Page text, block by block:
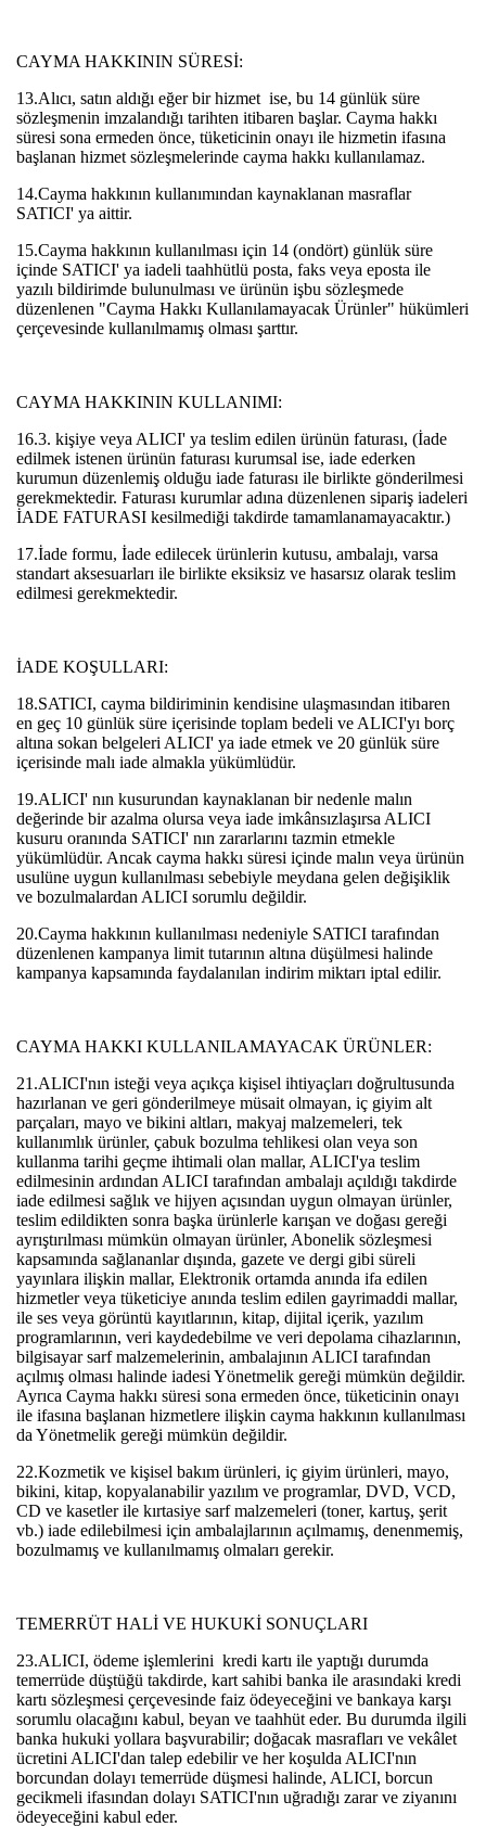
CAYMA HAKKININ SÜRESİ:
13.Alıcı, satın aldığı eğer bir hizmet ise, bu 14 günlük süre
sözleşmenin imzalandığı tarihten itibaren başlar. Cayma hakkı
süresi sona ermeden önce, tüketicinin onayı ile hizmetin ifasına
başlanan hizmet sözleşmelerinde cayma hakkı kullanılamaz.
14.Cayma hakkının kullanımından kaynaklanan masraflar
SATICI' ya aittir.
15.Cayma hakkının kullanılması için 14 (ondört) günlük süre
içinde SATICI' ya iadeli taahhütlü posta, faks veya eposta ile
yazılı bildirimde bulunulması ve ürünün işbu sözleşmede
düzenlenen "Cayma Hakkı Kullanılamayacak Ürünler" hükümleri
çerçevesinde kullanılmamış olması şarttır.
CAYMA HAKKININ KULLANIMI:
16.3. kişiye veya ALICI' ya teslim edilen ürünün faturası, (İade
edilmek istenen ürünün faturası kurumsal ise, iade ederken
kurumun düzenlemiş olduğu iade faturası ile birlikte gönderilmesi
gerekmektedir. Faturası kurumlar adına düzenlenen sipariş iadeleri
İADE FATURASI kesilmediği takdirde tamamlanamayacaktır.)
17.İade formu, İade edilecek ürünlerin kutusu, ambalajı, varsa
standart aksesuarları ile birlikte eksiksiz ve hasarsız olarak teslim
edilmesi gerekmektedir.
İADE KOŞULLARI:
18.SATICI, cayma bildiriminin kendisine ulaşmasından itibaren
en geç 10 günlük süre içerisinde toplam bedeli ve ALICI'yı borç
altına sokan belgeleri ALICI' ya iade etmek ve 20 günlük süre
içerisinde malı iade almakla yükümlüdür.
19.ALICI' nın kusurundan kaynaklanan bir nedenle malın
değerinde bir azalma olursa veya iade imkânsızlaşırsa ALICI
kusuru oranında SATICI' nın zararlarını tazmin etmekle
yükümlüdür. Ancak cayma hakkı süresi içinde malın veya ürünün
usulüne uygun kullanılması sebebiyle meydana gelen değişiklik
ve bozulmalardan ALICI sorumlu değildir.
20.Cayma hakkının kullanılması nedeniyle SATICI tarafından
düzenlenen kampanya limit tutarının altına düşülmesi halinde
kampanya kapsamında faydalanılan indirim miktarı iptal edilir.
CAYMA HAKKI KULLANILAMAYACAK ÜRÜNLER:
21.ALICI'nın isteği veya açıkça kişisel ihtiyaçları doğrultusunda
hazırlanan ve geri gönderilmeye müsait olmayan, iç giyim alt
parçaları, mayo ve bikini altları, makyaj malzemeleri, tek
kullanımlık ürünler, çabuk bozulma tehlikesi olan veya son
kullanma tarihi geçme ihtimali olan mallar, ALICI'ya teslim
edilmesinin ardından ALICI tarafından ambalajı açıldığı takdirde
iade edilmesi sağlık ve hijyen açısından uygun olmayan ürünler,
teslim edildikten sonra başka ürünlerle karışan ve doğası gereği
ayrıştırılması mümkün olmayan ürünler, Abonelik sözleşmesi
kapsamında sağlananlar dışında, gazete ve dergi gibi süreli
yayınlara ilişkin mallar, Elektronik ortamda anında ifa edilen
hizmetler veya tüketiciye anında teslim edilen gayrimaddi mallar,
ile ses veya görüntü kayıtlarının, kitap, dijital içerik, yazılım
programlarının, veri kaydedebilme ve veri depolama cihazlarının,
bilgisayar sarf malzemelerinin, ambalajının ALICI tarafından
açılmış olması halinde iadesi Yönetmelik gereği mümkün değildir.
Ayrıca Cayma hakkı süresi sona ermeden önce, tüketicinin onayı
ile ifasına başlanan hizmetlere ilişkin cayma hakkının kullanılması
da Yönetmelik gereği mümkün değildir.
22.Kozmetik ve kişisel bakım ürünleri, iç giyim ürünleri, mayo,
bikini, kitap, kopyalanabilir yazılım ve programlar, DVD, VCD,
CD ve kasetler ile kırtasiye sarf malzemeleri (toner, kartuş, şerit
vb.) iade edilebilmesi için ambalajlarının açılmamış, denenmemiş,
bozulmamış ve kullanılmamış olmaları gerekir.
TEMERRÜT HALİ VE HUKUKİ SONUÇLARI
23.ALICI, ödeme işlemlerini kredi kartı ile yaptığı durumda
temerrüde düştüğü takdirde, kart sahibi banka ile arasındaki kredi
kartı sözleşmesi çerçevesinde faiz ödeyeceğini ve bankaya karşı
sorumlu olacağını kabul, beyan ve taahhüt eder. Bu durumda ilgili
banka hukuki yollara başvurabilir; doğacak masrafları ve vekâlet
ücretini ALICI'dan talep edebilir ve her koşulda ALICI'nın
borcundan dolayı temerrüde düşmesi halinde, ALICI, borcun
gecikmeli ifasından dolayı SATICI'nın uğradığı zarar ve ziyanını
ödeyeceğini kabul eder.